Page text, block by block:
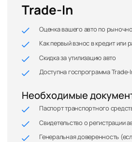
Trade-In
Оценка вашего авто по
Как первый взнос в кредит или
Скидка за утилизацию авто
Доступна госпрограмма Trade-
Необходимые
Паспорт транспортного
Свидетельство о регистрации
Генеральная доверенность